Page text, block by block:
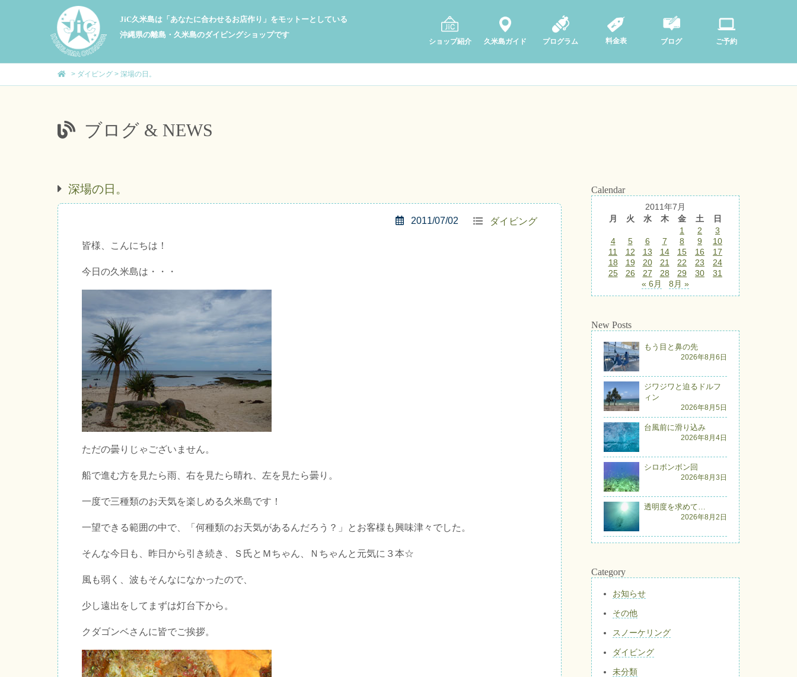
JiC久米島は「あなたに合わせるお店作り」をモットーとしている
沖縄県の離島・久米島のダイビングショップです
ショップ紹介 久米島ガイド プログラム 料金表 ブログ ご予約
> ダイビング > 深場の日。
ブログ & NEWS
深場の日。
ダイビング
2011/07/02
皆様、こんにちは！
今日の久米島は・・・
ただの曇りじゃございません。
船で進む方を見たら雨、右を見たら晴れ、左を見たら曇り。
一度で三種類のお天気を楽しめる久米島です！
一望できる範囲の中で、「何種類のお天気があるんだろう？」とお客様も興味津々でした。
そんな今日も、昨日から引き続き、Ｓ氏とＭちゃん、Ｎちゃんと元気に３本☆
風も弱く、波もそんなになかったので、
少し遠出をしてまずは灯台下から。
クダゴンベさんに皆でご挨拶。
Calendar
2011年7月
月
火 水 木 金 土
日
1
2
3
4
5 6 7 8 9
10
11
12 13 14 15 16
17
18
19 20 21 22 23
24
25
26 27 28 29 30
31
« 6月
8月 »
New Posts
もう目と鼻の先
2026年8月6日
ジワジワと迫るドルフ
ィン
2026年8月5日
台風前に滑り込み
2026年8月4日
シロボンボン回
2026年8月3日
透明度を求めて…
2026年8月2日
Category
お知らせ
その他
スノーケリング
ダイビング
未分類